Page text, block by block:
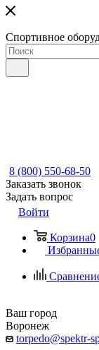
Спортивное
8 (800) 550-68-50
Заказать звонок
Задать вопрос
Войти
Корзина0
Ваш город
Воронеж
torpedo@spektr-